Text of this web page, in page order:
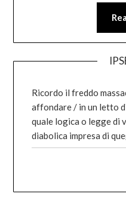
Ricordo il freddo
affondare / in un letto
quale logica o legge di
diabolica impresa di